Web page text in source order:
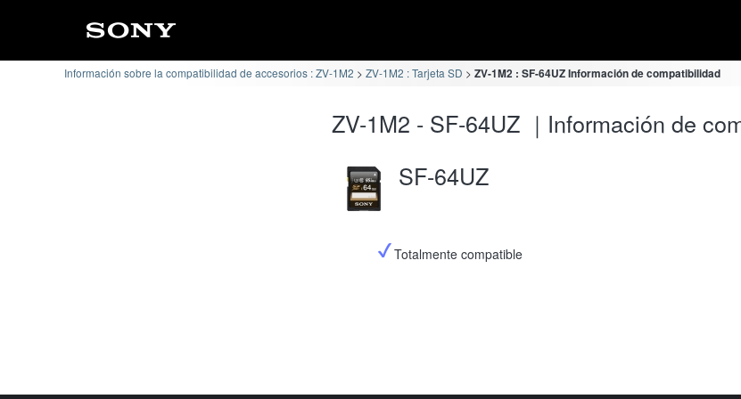
Información sobre la compatibilidad de accesorios : ZV-1M2 ZV-1M2 : Tarjeta SD ZV-1M2 : SF-64UZ Información de compatibilidad
ZV-1M2 - SF-64UZ ｜Información de
SF-64UZ
Totalmente compatible